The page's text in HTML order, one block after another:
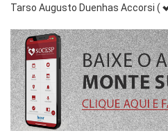
Tarso Augusto Duenhas Accorsi (